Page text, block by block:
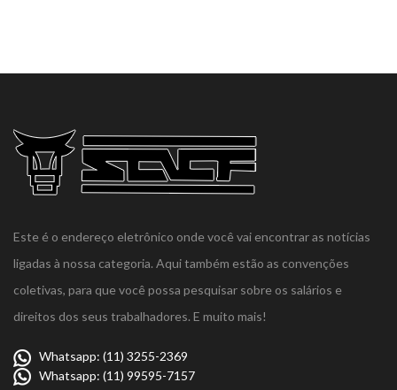
Este é o endereço eletrônico onde você vai encontrar as notícias
ligadas à nossa categoria. Aqui também estão as convenções
coletivas, para que você possa pesquisar sobre os salários e
direitos dos seus trabalhadores. E muito mais!
Whatsapp: (11) 3255-2369
Whatsapp: (11) 99595-7157